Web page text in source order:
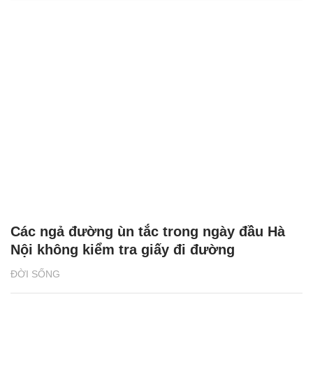
ĐỜI SỐNG
Các ngả đường ùn tắc trong ngày đầu Hà
Nội không kiểm tra giấy đi đường